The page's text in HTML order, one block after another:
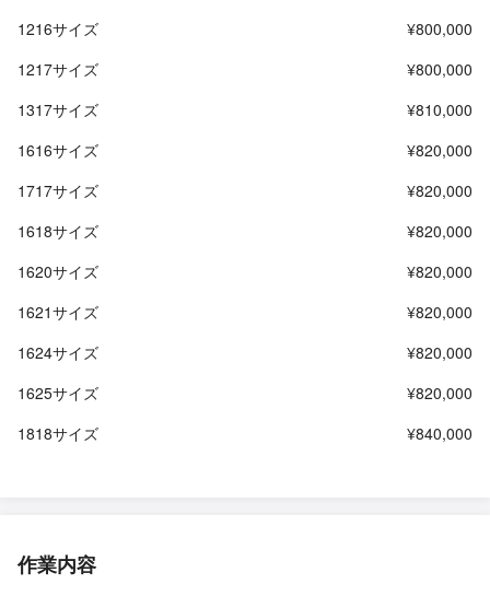
1216サイズ
¥800,000
1217サイズ
¥800,000
1317サイズ
¥810,000
1616サイズ
¥820,000
1717サイズ
¥820,000
1618サイズ
¥820,000
1620サイズ
¥820,000
1621サイズ
¥820,000
1624サイズ
¥820,000
1625サイズ
¥820,000
1818サイズ
¥840,000
作業内容